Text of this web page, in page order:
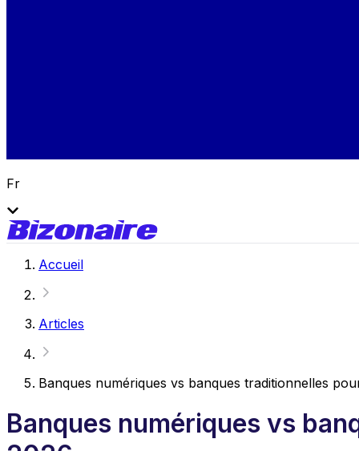
Fr
Accueil
Articles
Banques numériques vs banques traditionnelles
Banques numériques vs